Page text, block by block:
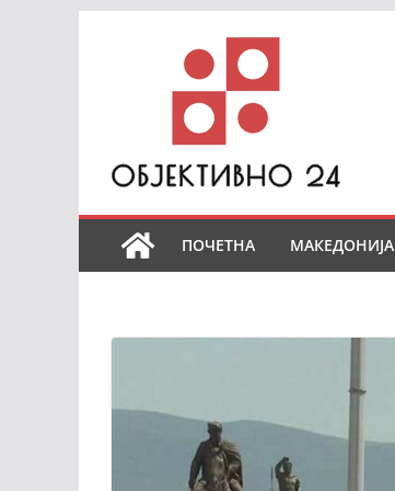
ПОЧЕТНА МАКЕДОНИЈА